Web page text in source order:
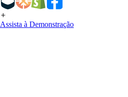
Assista à Demonstração